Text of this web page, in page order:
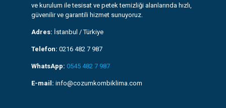
ve kurulum ile tesisat ve petek temizliği alanlarında hızlı,
güvenilir ve garantili hizmet sunuyoruz.
Adres: İstanbul / Türkiye
Telefon: 0216 482 7 987
WhatsApp: 0545 482 7 987
E-mail: info@cozumkombiklima.com